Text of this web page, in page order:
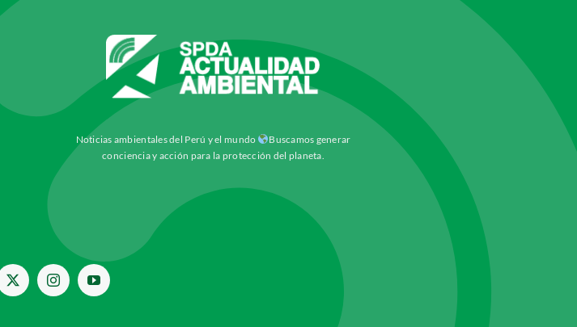
Noticias ambientales del Perú y el mundo
Buscamos generar
conciencia y acción para la protección del planeta.